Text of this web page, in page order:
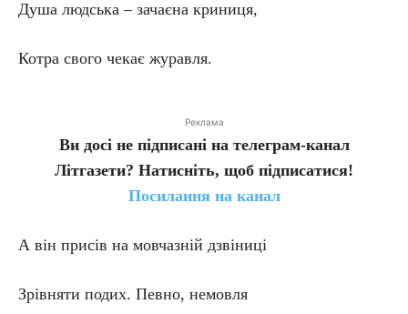
Душа людська – зачаєна криниця,
Котра свого чекає журавля.
Реклама
Ви досі не підписані на телеграм-канал
Літгазети? Натисніть, щоб підписатися!
Посилання на канал
А він присів на мовчазній дзвіниці
Зрівняти подих. Певно, немовля